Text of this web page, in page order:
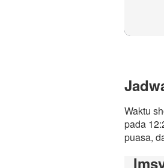
Waktu
pada
puasa,